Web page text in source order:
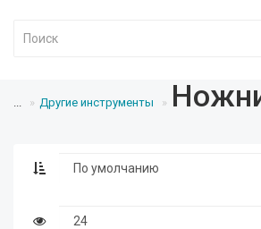
Другие инструменты